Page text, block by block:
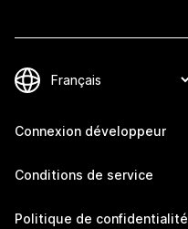
Connexion développeur
Conditions de service
Politique de confidentialité